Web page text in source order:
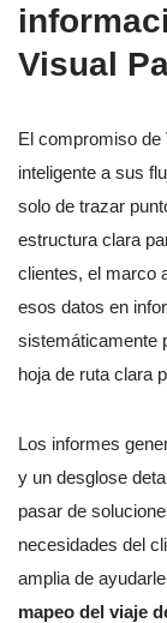
Visual
El compromiso de
inteligente a sus
solo de trazar
estructura clara
clientes, el marco
esos datos en
sistemáticamente
hoja de ruta clara
Los informes
y un desglose
pasar de
necesidades del
amplia de
mapeo del viaje